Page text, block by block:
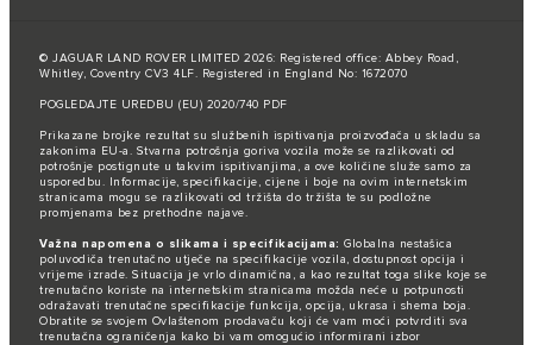
© JAGUAR LAND ROVER LIMITED 2026: Registered office: Abbey Road,
Whitley, Coventry CV3 4LF. Registered in England No: 1672070
POGLEDAJTE UREDBU (EU) 2020/740 PDF
Prikazane brojke rezultat su službenih ispitivanja proizvođača u skladu sa
zakonima EU-a. Stvarna potrošnja goriva vozila može se razlikovati od
potrošnje postignute u takvim ispitivanjima, a ove količine služe samo za
usporedbu. Informacije, specifikacije, cijene i boje na ovim internetskim
stranicama mogu se razlikovati od tržišta do tržišta te su podložne
promjenama bez prethodne najave.
Važna napomena o slikama i specifikacijama: Globalna nestašica
poluvodiča trenutačno utječe na specifikacije vozila, dostupnost opcija i
vrijeme izrade. Situacija je vrlo dinamična, a kao rezultat toga slike koje se
trenutačno koriste na internetskim stranicama možda neće u potpunosti
odražavati trenutačne specifikacije funkcija, opcija, ukrasa i shema boja.
Obratite se svojem Ovlaštenom prodavaču koji će vam moći potvrditi sva
trenutačna ograničenja kako bi vam omogućio informirani izbor